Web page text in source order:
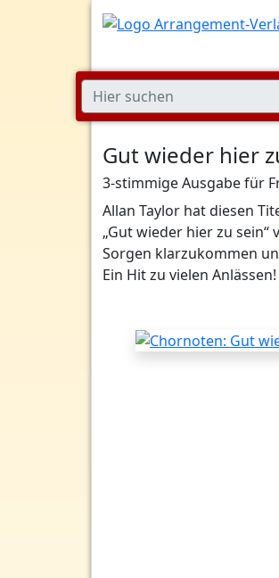
Gut wieder hier
3-stimmige Ausgabe für
Allan Taylor hat diesen
„Gut wieder hier zu
Sorgen klarzukommen
Ein Hit zu vielen Anlässen!